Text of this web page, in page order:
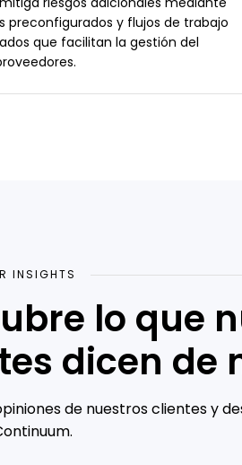
preconfigurados y flujos de trabajo
que facilitan la gestión del
INSIGHTS
lo que
dicen de
de nuestros clientes y